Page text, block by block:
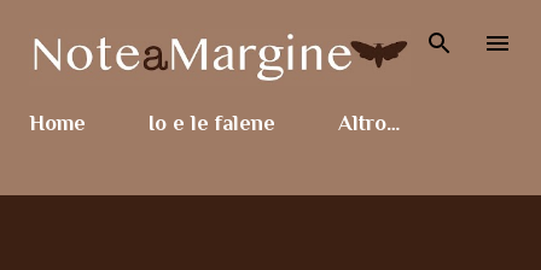
Passa ai contenuti principali
Home Io e le falene Altro…